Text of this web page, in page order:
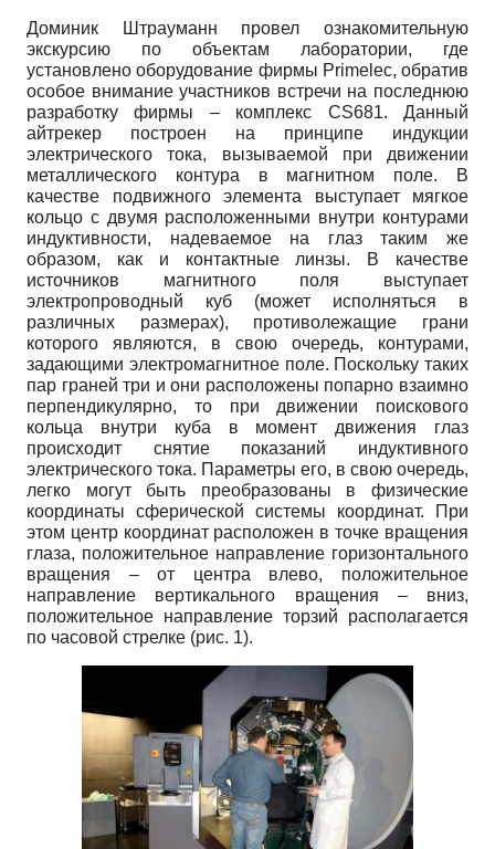
Доминик Штрауманн провел ознакомительную
экскурсию по объектам лаборатории, где
установлено оборудование фирмы Primelec, обратив
особое внимание участников встречи на последнюю
разработку фирмы – комплекс CS681. Данный
айтрекер построен на принципе индукции
электрического тока, вызываемой при движении
металлического контура в магнитном поле. В
качестве подвижного элемента выступает мягкое
кольцо с двумя расположенными внутри контурами
индуктивности, надеваемое на глаз таким же
образом, как и контактные линзы. В качестве
источников магнитного поля выступает
электропроводный куб (может исполняться в
различных размерах), противолежащие грани
которого являются, в свою очередь, контурами,
задающими электромагнитное поле. Поскольку таких
пар граней три и они расположены попарно взаимно
перпендикулярно, то при движении поискового
кольца внутри куба в момент движения глаз
происходит снятие показаний индуктивного
электрического тока. Параметры его, в свою очередь,
легко могут быть преобразованы в физические
координаты сферической системы координат. При
этом центр координат расположен в точке вращения
глаза, положительное направление горизонтального
вращения – от центра влево, положительное
направление вертикального вращения – вниз,
положительное направление торзий располагается
по часовой стрелке (рис. 1).